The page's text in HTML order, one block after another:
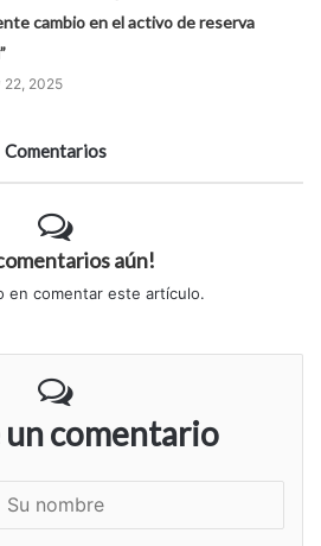
cambio en el activo de reserva
22, 2025
Comentarios
aún!
en comentar este artículo.
un comentario